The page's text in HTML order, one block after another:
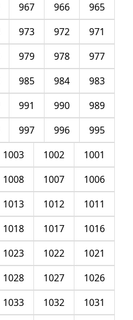
965
966
967
971
972
973
977
978
979
983
984
985
989
990
991
995
996
997
1001
1002
1003
1006
1007
1008
1011
1012
1013
1016
1017
1018
1021
1022
1023
1026
1027
1028
1031
1032
1033